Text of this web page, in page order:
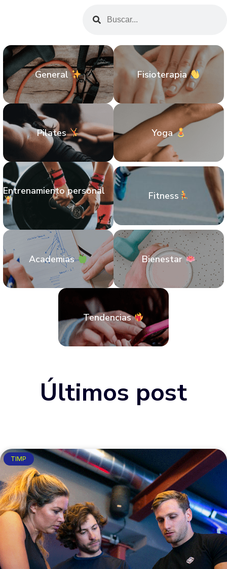
General Fisioterapia
Pilates Yoga
Entrenamiento personal Fitness
Academias Bienestar
Tendencias
Últimos post
TIMP